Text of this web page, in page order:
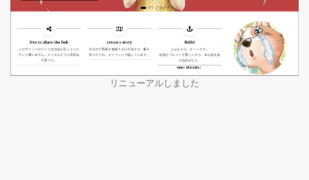
リニューアルしました